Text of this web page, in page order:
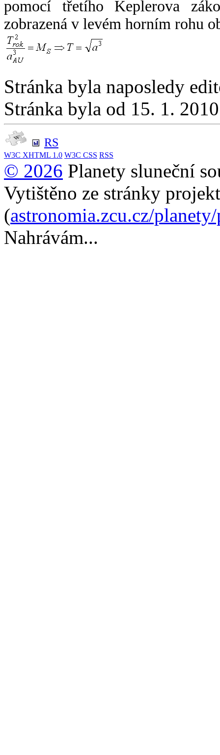
pomocí třetího Keplerova
zobrazená v levém horním rohu
Stránka byla naposledy
Stránka byla od 15. 1.
RS
W3C XHTML 1.0 W3C CSS RSS
© 2026 Planety sluneční
Vytištěno ze stránky
(astronomia.zcu.cz/
Nahrávám...